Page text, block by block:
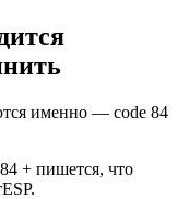
именно — code 84
+ пишется, что